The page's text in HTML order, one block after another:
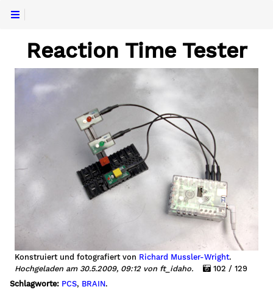
Reaction Time Tester
Konstruiert und fotografiert von Richard Mussler-Wright.
Hochgeladen am 30.5.2009, 09:12 von ft_idaho.
102 / 129
Schlagworte: PCS, BRAIN.